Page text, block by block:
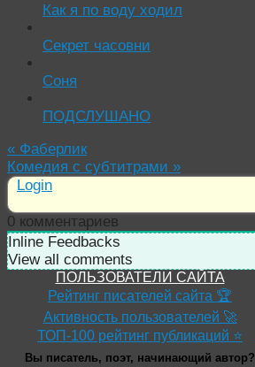
Как я по воду ходил
Секрет часовни
Соня
ПОДСЛУШАНО
« Фаберлик
Комедия с субтитрами »
Login
0 комментариев
Inline Feedbacks
View all comments
ПОЛЬЗОВАТЕЛИ САЙТА
Рейтинг писателей сайта 🏆
Активность пользователей 🚀
ТОП-100 рейтинг публикаций ⭐
Вы писатель, поэт, начинающий автор?